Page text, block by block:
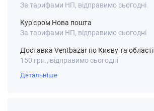
За тарифами НП, відправимо сьогодні
Кур'єром Нова пошта
За тарифами НП, відправимо сьогодні
Доставка Ventbazar по Києву та області
150 грн., відправимо сьогодні
Детальніше